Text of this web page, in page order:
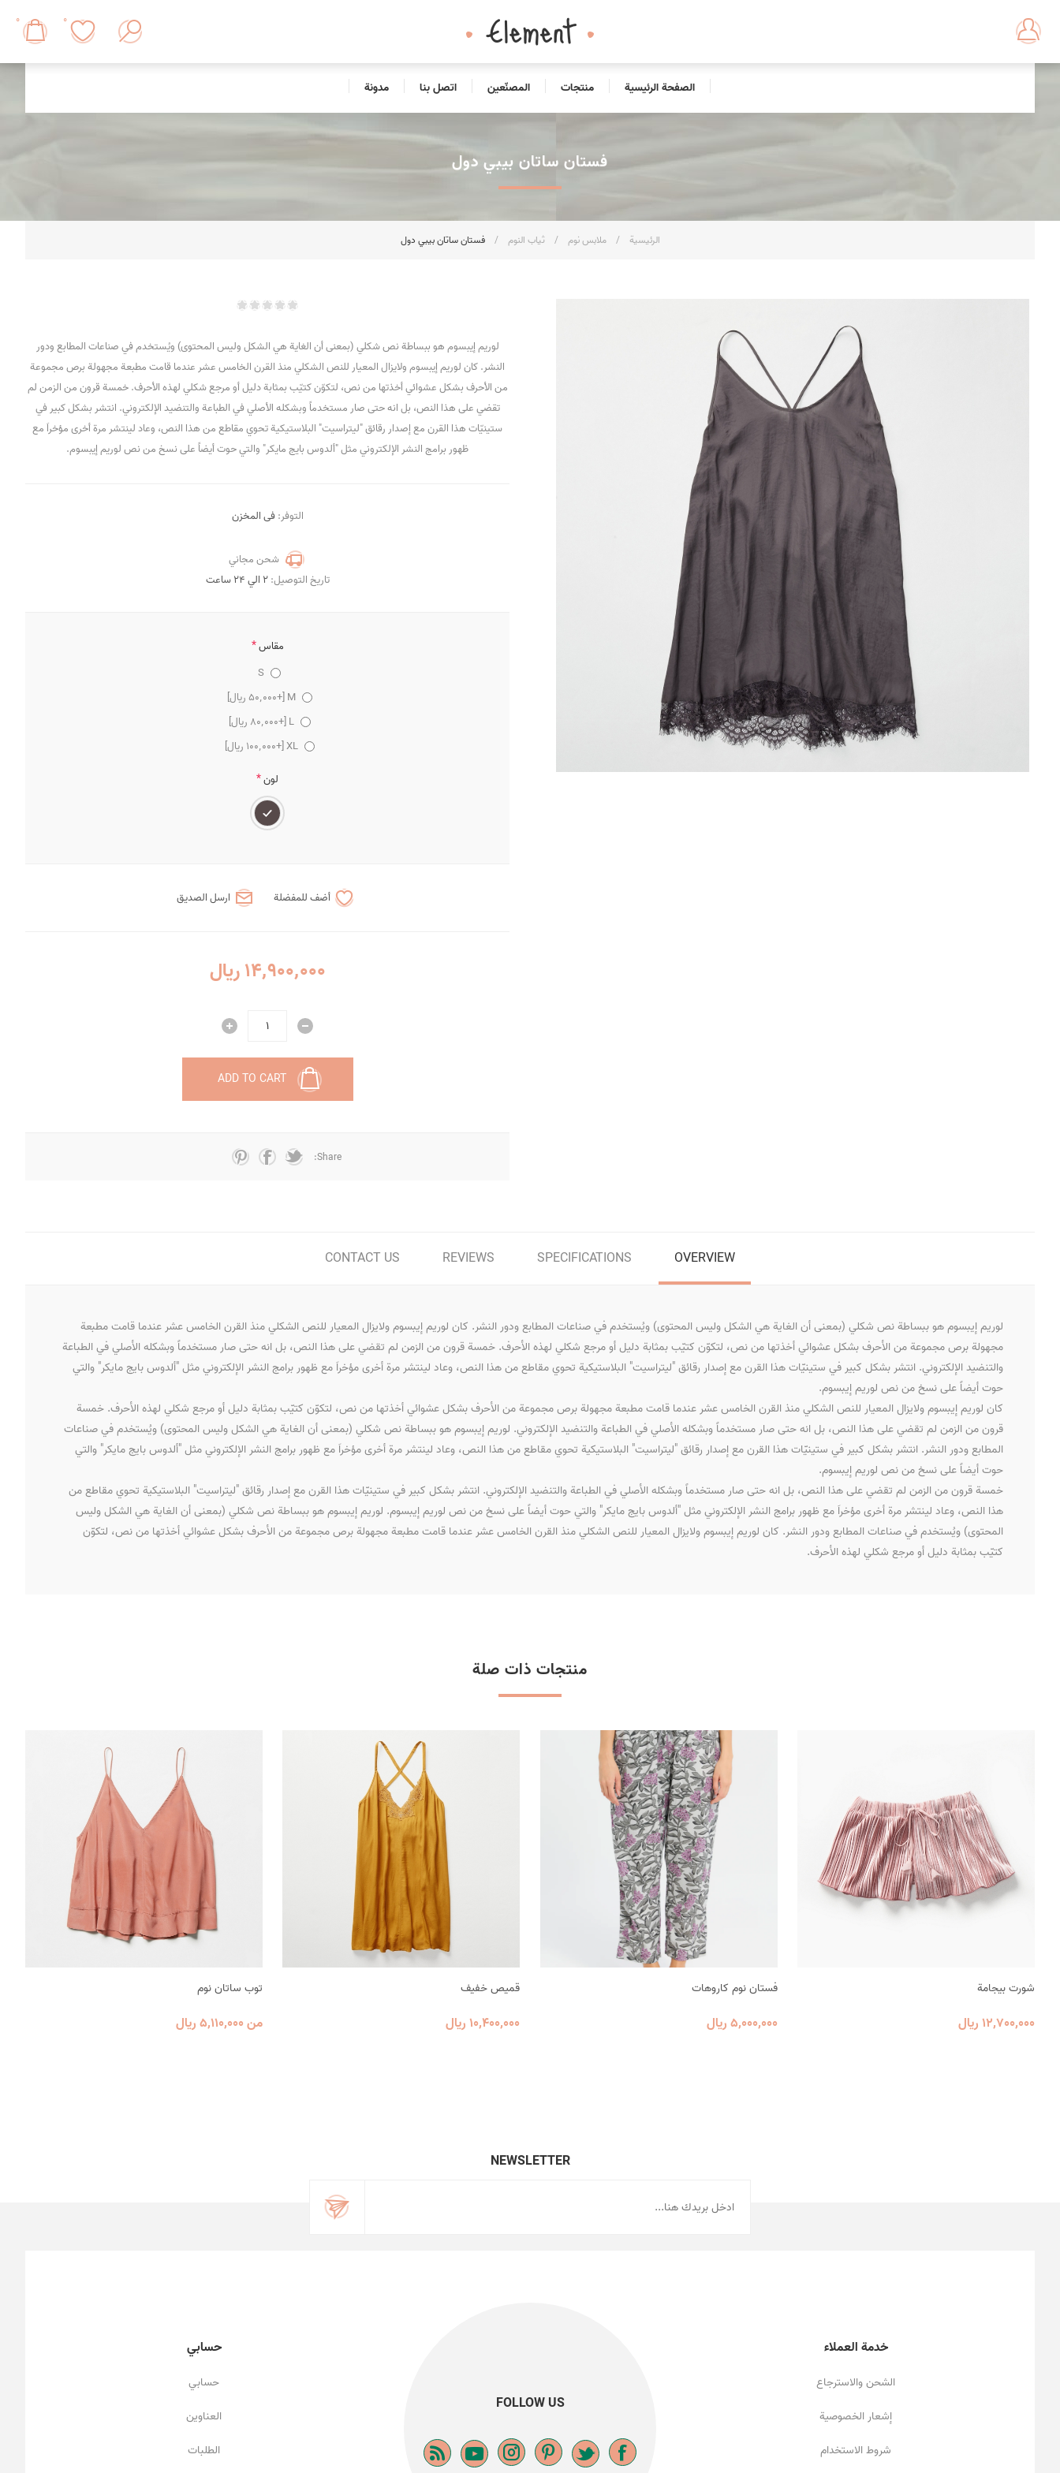
0
0
الصفحة الرئيسية منتجات المصنّعين اتصل بنا مدونة
الرئيسية / ملابس نوم / ثياب النوم / فستان ساتان بيبي دول
فستان ساتان بيبي دول
لوريم إيبسوم هو ببساطة نص شكلي (بمعنى أن الغاية هي الشكل وليس المحتوى) ويُستخدم في صناعات المطابع ودور
النشر. كان لوريم إيبسوم ولايزال المعيار للنص الشكلي منذ القرن الخامس عشر عندما قامت مطبعة مجهولة برص مجموعة
من الأحرف بشكل عشوائي أخذتها من نص، لتكوّن كتيّب بمثابة دليل أو مرجع شكلي لهذه الأحرف. خمسة قرون من الزمن لم
تقضي على هذا النص، بل انه حتى صار مستخدماً وبشكله الأصلي في الطباعة والتنضيد الإلكتروني. انتشر بشكل كبير في
ستينيّات هذا القرن مع إصدار رقائق "ليتراسيت" البلاستيكية تحوي مقاطع من هذا النص، وعاد لينتشر مرة أخرى مؤخراَ مع
ظهور برامج النشر الإلكتروني مثل "ألدوس بايج مايكر" والتي حوت أيضاً على نسخ من نص لوريم إيبسوم.
التوفر: فى المخزن
شحن مجاني
تاريخ التوصيل: 2 الي 24 ساعت
مقاس*
S
M [+50٬000 ریال]
L [+80٬000 ریال]
XL [+100٬000 ریال]
لون*
أضف للمفضلة ارسل الصديق
14٬900٬000 ریال
ADD TO CART
Share:
OVERVIEW
SPECIFICATIONS
REVIEWS
CONTACT US
لوريم إيبسوم هو ببساطة نص شكلي (بمعنى أن الغاية هي الشكل وليس المحتوى) ويُستخدم في صناعات المطابع ودور النشر. كان لوريم إيبسوم ولايزال المعيار للنص الشكلي منذ القرن الخامس عشر عندما قامت مطبعة
مجهولة برص مجموعة من الأحرف بشكل عشوائي أخذتها من نص، لتكوّن كتيّب بمثابة دليل أو مرجع شكلي لهذه الأحرف. خمسة قرون من الزمن لم تقضي على هذا النص، بل انه حتى صار مستخدماً وبشكله الأصلي في الطباعة
والتنضيد الإلكتروني. انتشر بشكل كبير في ستينيّات هذا القرن مع إصدار رقائق "ليتراسيت" البلاستيكية تحوي مقاطع من هذا النص، وعاد لينتشر مرة أخرى مؤخراَ مع ظهور برامج النشر الإلكتروني مثل "ألدوس بايج مايكر" والتي
حوت أيضاً على نسخ من نص لوريم إيبسوم.
كان لوريم إيبسوم ولايزال المعيار للنص الشكلي منذ القرن الخامس عشر عندما قامت مطبعة مجهولة برص مجموعة من الأحرف بشكل عشوائي أخذتها من نص، لتكوّن كتيّب بمثابة دليل أو مرجع شكلي لهذه الأحرف. خمسة
قرون من الزمن لم تقضي على هذا النص، بل انه حتى صار مستخدماً وبشكله الأصلي في الطباعة والتنضيد الإلكتروني. لوريم إيبسوم هو ببساطة نص شكلي (بمعنى أن الغاية هي الشكل وليس المحتوى) ويُستخدم في صناعات
المطابع ودور النشر. انتشر بشكل كبير في ستينيّات هذا القرن مع إصدار رقائق "ليتراسيت" البلاستيكية تحوي مقاطع من هذا النص، وعاد لينتشر مرة أخرى مؤخراَ مع ظهور برامج النشر الإلكتروني مثل "ألدوس بايج مايكر" والتي
حوت أيضاً على نسخ من نص لوريم إيبسوم.
خمسة قرون من الزمن لم تقضي على هذا النص، بل انه حتى صار مستخدماً وبشكله الأصلي في الطباعة والتنضيد الإلكتروني. انتشر بشكل كبير في ستينيّات هذا القرن مع إصدار رقائق "ليتراسيت" البلاستيكية تحوي مقاطع من
هذا النص، وعاد لينتشر مرة أخرى مؤخراَ مع ظهور برامج النشر الإلكتروني مثل "ألدوس بايج مايكر" والتي حوت أيضاً على نسخ من نص لوريم إيبسوم. لوريم إيبسوم هو ببساطة نص شكلي (بمعنى أن الغاية هي الشكل وليس
المحتوى) ويُستخدم في صناعات المطابع ودور النشر. كان لوريم إيبسوم ولايزال المعيار للنص الشكلي منذ القرن الخامس عشر عندما قامت مطبعة مجهولة برص مجموعة من الأحرف بشكل عشوائي أخذتها من نص، لتكوّن
كتيّب بمثابة دليل أو مرجع شكلي لهذه الأحرف.
منتجات ذات صلة
شورت بيجامة
12٬700٬000 ریال
فستان نوم كاروهات
5٬000٬000 ریال
قميص خفيف
10٬400٬000 ریال
توب ساتان نوم
من 5٬110٬000 ریال
NEWSLETTER
FOLLOW US
خدمة العملاء
الشحن والاسترجاع
إشعار الخصوصية
شروط الاستخدام
حسابي
حسابي
العناوين
الطلبات